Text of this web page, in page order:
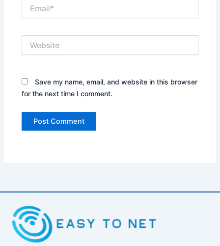
Save my name, email, and website in this browser
for the next time I comment.